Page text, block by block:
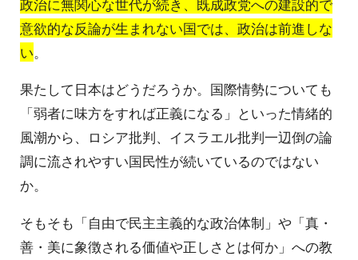
意欲的な反論が生まれない国では、政治は前進しな
い。
果たして日本はどうだろうか。国際情勢についても
「弱者に味方をすれば正義になる」といった情緒的
風潮から、ロシア批判、イスラエル批判一辺倒の論
調に流されやすい国民性が続いているのではない
か。
そもそも「自由で民主主義的な政治体制」や「真・
善・美に象徴される価値や正しさとは何か」への教